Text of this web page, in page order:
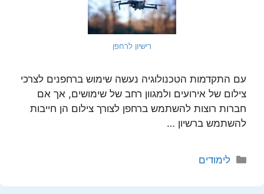
רישיון לרחפן
עם התקדמות הטכנולוגיה נעשה שימוש ברחפנים לצרכי
צילום של אירועים ולמגוון רחב של שימושים, אך אם
חברות רוצות להשתמש ברחפן לצורך צילום הן חייבות
להשתמש ברשיון …
קטגוריות
לימודים